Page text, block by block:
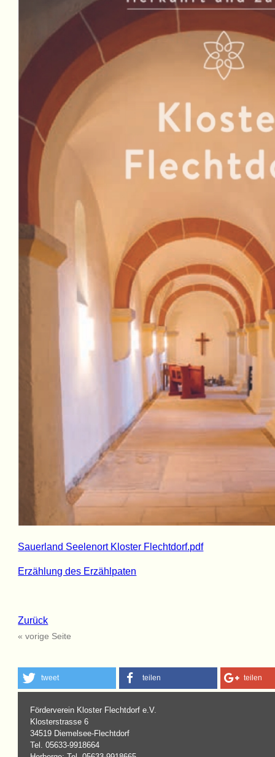
Sauerland Seelenort Kloster Flechtdorf.pdf
Erzählung des Erzählpaten
Zurück
« vorige Seite
tweet teilen teilen
Förderverein Kloster Flechtdorf e.V.
Klosterstrasse 6
34519 Diemelsee-Flechtdorf
Tel. 05633-9918664